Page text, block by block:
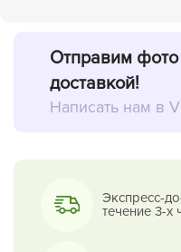
Отправим
доставкой!
Написать нам в
Экспресс-
течение 3-х